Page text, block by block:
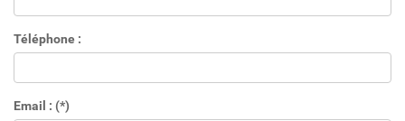
Téléphone :
Email : (*)